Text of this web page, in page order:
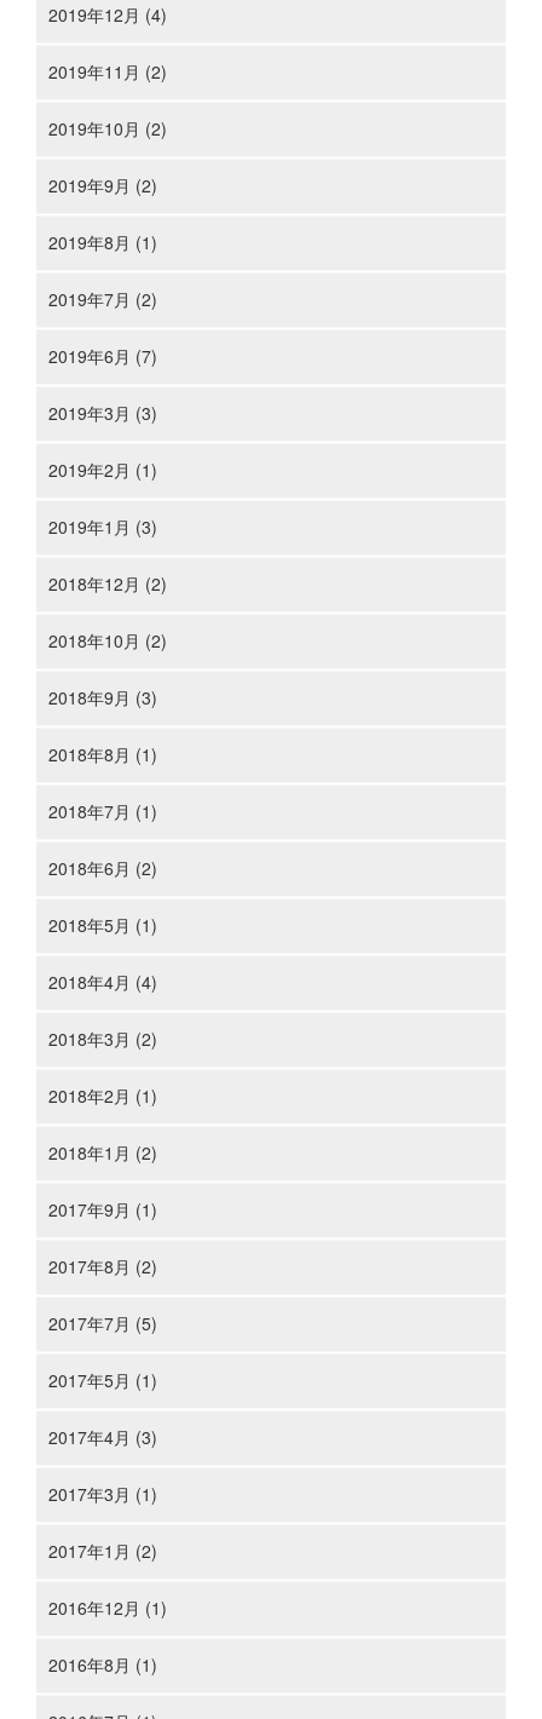
2019年12月 (4)
2019年11月 (2)
2019年10月 (2)
2019年9月 (2)
2019年8月 (1)
2019年7月 (2)
2019年6月 (7)
2019年3月 (3)
2019年2月 (1)
2019年1月 (3)
2018年12月 (2)
2018年10月 (2)
2018年9月 (3)
2018年8月 (1)
2018年7月 (1)
2018年6月 (2)
2018年5月 (1)
2018年4月 (4)
2018年3月 (2)
2018年2月 (1)
2018年1月 (2)
2017年9月 (1)
2017年8月 (2)
2017年7月 (5)
2017年5月 (1)
2017年4月 (3)
2017年3月 (1)
2017年1月 (2)
2016年12月 (1)
2016年8月 (1)